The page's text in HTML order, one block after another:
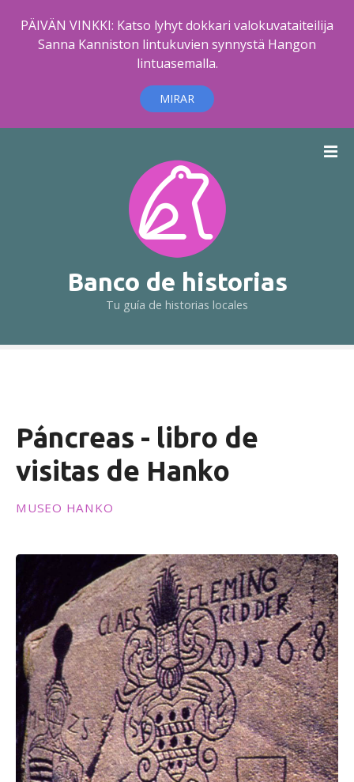
PÄIVÄN VINKKI: Katso lyhyt dokkari valokuvataiteilija
Sanna Kanniston lintukuvien synnystä Hangon
lintuasemalla.
MIRAR
t
Banco de historias
Tu guía de historias locales
Páncreas - libro de
visitas de Hanko
MUSEO HANKO